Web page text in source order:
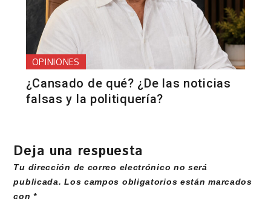
OPINIONES
¿Cansado de qué? ¿De las noticias
falsas y la politiquería?
Deja una respuesta
Tu dirección de correo electrónico no será
publicada. Los campos obligatorios están marcados
con*